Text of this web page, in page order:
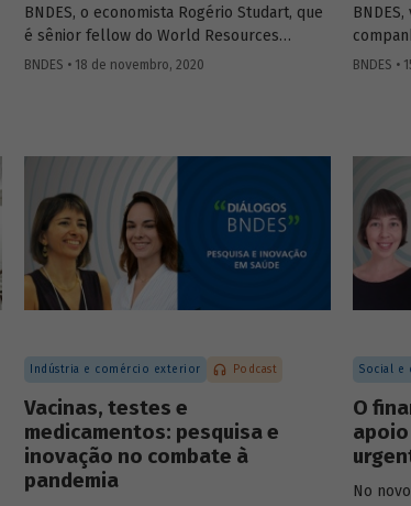
BNDES, o economista Rogério Studart, que
é sênior fellow do World Resources
Institute (WRI), e o Diretor de
econômica no Brasil, criando empregos e
melhorando a qualidade de vida da
população.
BNDES • 18 de novembro, 2020
– do
Leite
BNDES •
Indústria e comércio exterior Podcast
Vacinas, testes e
medicamentos: pesquisa e
inovação no combate à
pandemia
Social e
O
apoio
No